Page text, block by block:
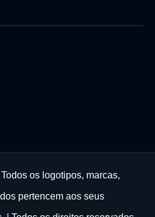
os logotipos, marcas,
pertencem aos seus